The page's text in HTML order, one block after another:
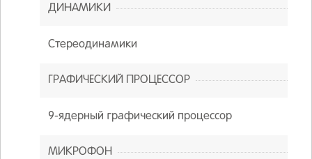
ДИНАМИКИ
Стереодинамики
ГРАФИЧЕСКИЙ ПРОЦЕССОР
9-ядерный графический процессор
МИКРОФОН